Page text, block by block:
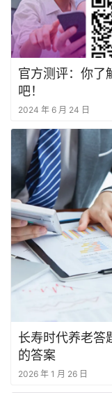
官方测评：你了
吧！
2024 年 6 月 24 日
长寿时代养老答
的答案
2026 年 1 月 26 日